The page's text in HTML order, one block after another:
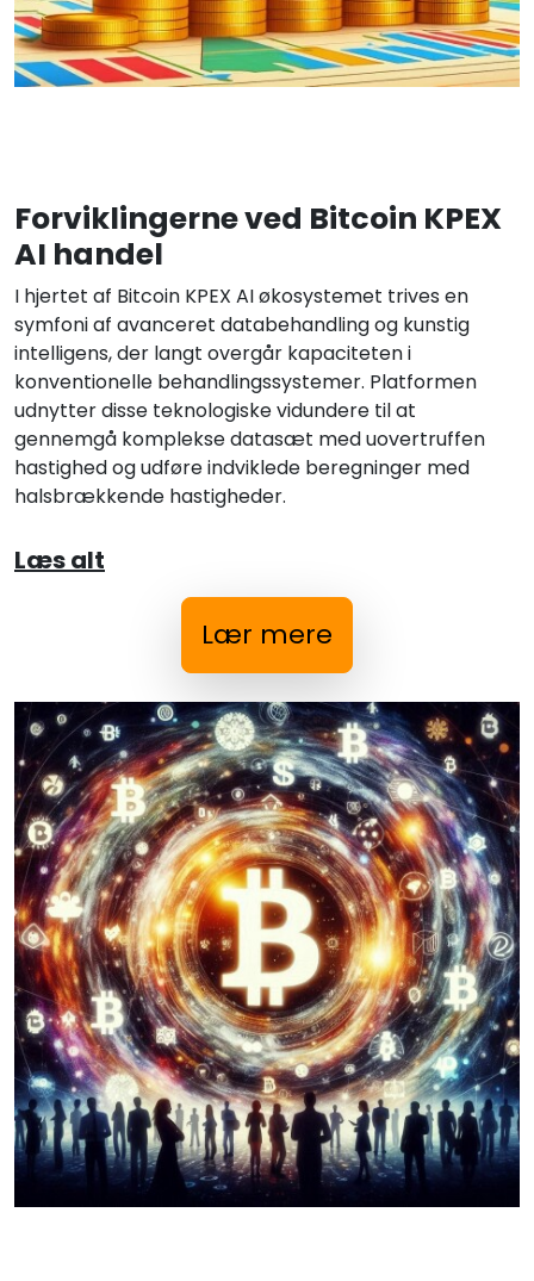
Forviklingerne ved Bitcoin KPEX
AI handel
I hjertet af Bitcoin KPEX AI økosystemet trives en
symfoni af avanceret databehandling og kunstig
intelligens, der langt overgår kapaciteten i
konventionelle behandlingssystemer. Platformen
udnytter disse teknologiske vidundere til at
gennemgå komplekse datasæt med uovertruffen
hastighed og udføre indviklede beregninger med
halsbrækkende hastigheder.
Læs alt
Lær mere